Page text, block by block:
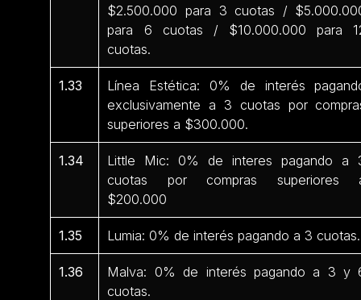
$2.500.000 para 3 cuotas /
para 6 cuotas / $10.000.000 para
cuotas.
1.33
Línea Estética: 0% de interés
exclusivamente a 3 cuotas por
superiores a $300.000.
1.34
Little Mic: 0% de interes pagando a
cuotas por compras superiores
$200.000
1.35 Lumia: 0% de interés pagando a 3 cuotas.
1.36
Malva: 0% de interés pagando a 3 y
cuotas.